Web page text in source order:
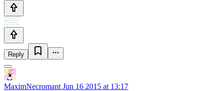
Reply
MaximNecromant Jun 16 2015 at 13:17